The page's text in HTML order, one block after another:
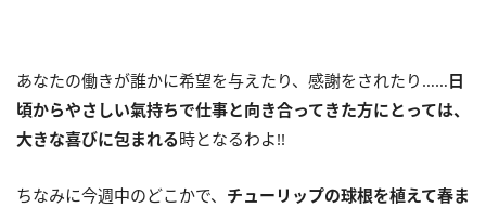
あなたの働きが誰かに希望を与えたり、感謝をされたり……日
頃からやさしい氣持ちで仕事と向き合ってきた方にとっては、
大きな喜びに包まれる時となるわよ!!
ちなみに今週中のどこかで、 チューリップの球根を植えて春ま